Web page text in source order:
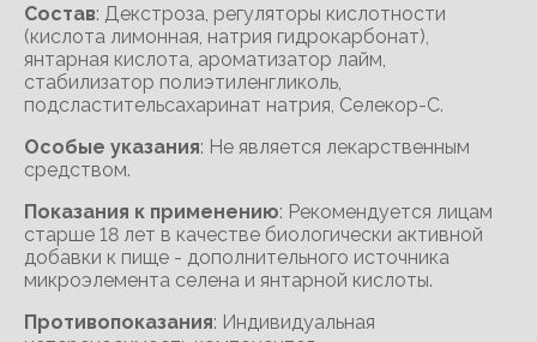
Состав: Декстроза, регуляторы кислотности
(кислота лимонная, натрия гидрокарбонат),
янтарная кислота, ароматизатор лайм,
стабилизатор полиэтиленгликоль,
подсластительсахаринат натрия, Селекор-С.
Особые указания: Не является лекарственным
средством.
Показания к применению: Рекомендуется лицам
старше 18 лет в качестве биологически активной
добавки к пище - дополнительного источника
микроэлемента селена и янтарной кислоты.
Противопоказания: Индивидуальная